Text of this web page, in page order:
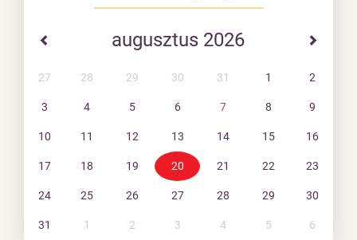
augusztus 2026
27 28 29 30 31 1 2
3 4 5 6 7 8 9
10 11 12 13 14 15 16
17 18 19 20 21 22 23
24 25 26 27 28 29 30
31 1 2 3 4 5 6